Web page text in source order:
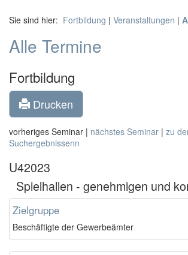
Sie sind hier: Fortbildung | Veranstaltungen |
Alle Termine
Fortbildung
Drucken
vorheriges Seminar | nächstes Seminar | zu
Suchergebnissenn
U42023
Spielhallen - genehmigen und
Zielgruppe
Beschäftigte der Gewerbeämter